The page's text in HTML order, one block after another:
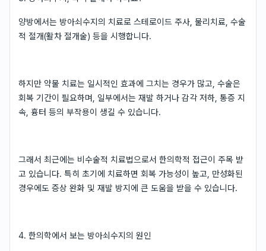
양방에서는 방아쇠수지의 치료로 스테로이드 주사, 물리치료, 수술
적 절개(활차 절개술) 등을 시행합니다.
하지만 약물 치료는 일시적인 효과에 그치는 경우가 많고, 수술은
회복 기간이 필요하며, 일부에서는 재발 하거나 감각 저하, 통증 지
속, 흉터 등의 부작용이 생길 수 있습니다.
그래서 최근에는 비수술적 치료법으로서 한의학적 접근이 주목 받
고 있습니다. 특히 초기에 치료하면 회복 가능성이 높고, 만성화된
경우에도 증상 완화 및 재발 방지에 큰 도움을 받을 수 있습니다.
4. 한의학에서 보는 방아쇠수지의 원인